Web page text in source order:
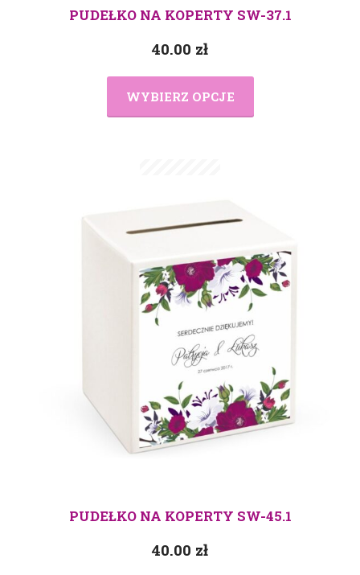
PUDEŁKO NA KOPERTY SW-37.1
40.00 zł
WYBIERZ OPCJE
PUDEŁKO NA KOPERTY SW-45.1
40.00 zł